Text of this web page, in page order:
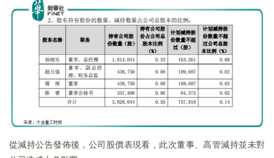
從減持公告發佈後，公司股價表現看，此次董事、高管減持並未對